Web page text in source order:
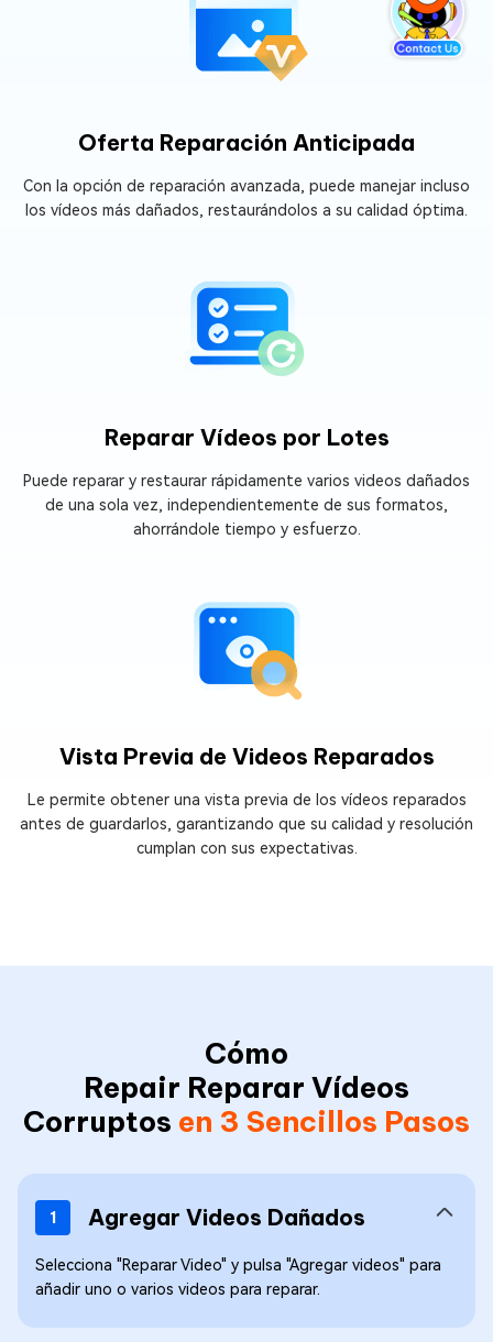
Oferta Reparación Anticipada
Con la opción de reparación avanzada, puede manejar incluso
los vídeos más dañados, restaurándolos a su calidad óptima.
Reparar Vídeos por Lotes
Puede reparar y restaurar rápidamente varios videos dañados
de una sola vez, independientemente de sus formatos,
ahorrándole tiempo y esfuerzo.
Vista Previa de Videos Reparados
Le permite obtener una vista previa de los vídeos reparados
antes de guardarlos, garantizando que su calidad y resolución
cumplan con sus expectativas.
Cómo
Repair Reparar Vídeos
Corruptos en 3 Sencillos Pasos
1 Agregar Videos Dañados
Selecciona "Reparar Video" y pulsa "Agregar videos" para
añadir uno o varios videos para reparar.